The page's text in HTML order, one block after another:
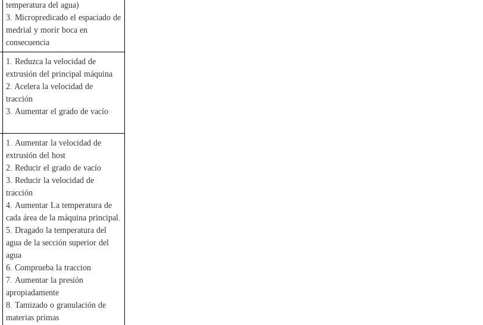
temperatura del agua)
3. Micropredicado el espaciado de
medrial y morir boca en
consecuencia
1. Reduzca la velocidad de
extrusión del principal máquina
2. Acelera la velocidad de
tracción
3. Aumentar el grado de vacío
1. Aumentar la velocidad de
extrusión del host
2. Reducir el grado de vacío
3. Reducir la velocidad de
tracción
4. Aumentar La temperatura de
cada área de la máquina principal.
5. Dragado la temperatura del
agua de la sección superior del
agua
6. Comprueba la traccion
7. Aumentar la presión
apropiadamente
8. Tamizado o granulación de
materias primas